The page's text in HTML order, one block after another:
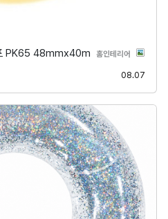
PK65 48mmx40m 홈인테리어 분류
08.07